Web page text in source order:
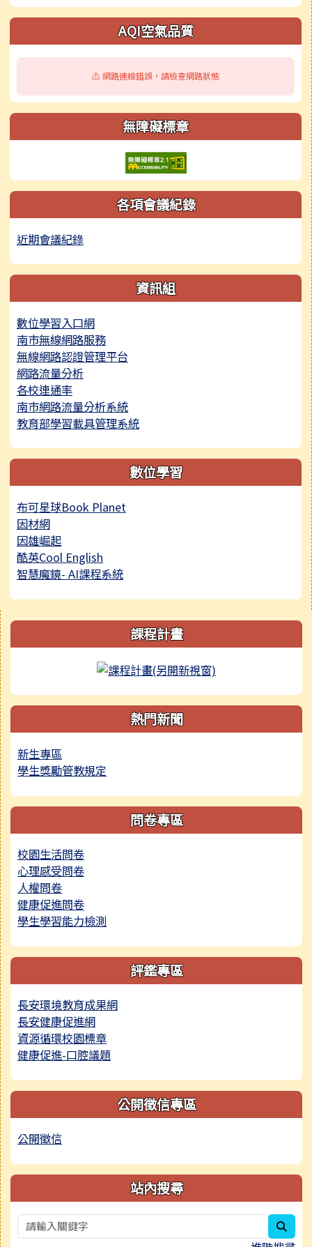
AQI空氣品質
⚠️ 網路連線錯誤，請檢查網路狀態
無障礙標章
各項會議紀錄
近期會議紀錄
資訊組
數位學習入口網
南市無線網路服務
無線網路認證管理平台
網路流量分析
各校連通率
南市網路流量分析系統
教育部學習載具管理系統
數位學習
布可星球Book Planet
因材網
因雄崛起
酷英Cool English
智慧魔鏡- AI課程系統
右邊區域內容 課程計畫
熱門新聞
新生專區
學生獎勵管教規定
問卷專區
校園生活問卷
心理感受問卷
人權問卷
健康促進問卷
學生學習能力檢測
評鑑專區
長安環境教育成果網
長安健康促進網
資源循環校園標章
健康促進-口腔議題
公開徵信專區
公開徵信
站內搜尋